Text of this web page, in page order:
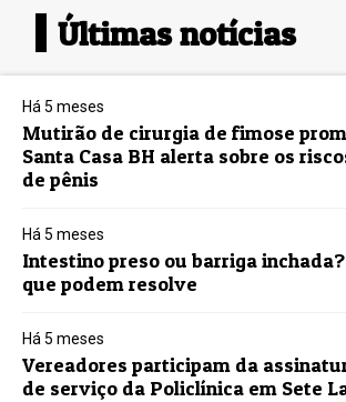
Últimas notícias
Há 5 meses
Mutirão de cirurgia de fimose
Santa Casa BH alerta sobre os
de pênis
Há 5 meses
Intestino preso ou barriga
que podem resolve
Há 5 meses
Vereadores participam da
de serviço da Policlínica em Sete